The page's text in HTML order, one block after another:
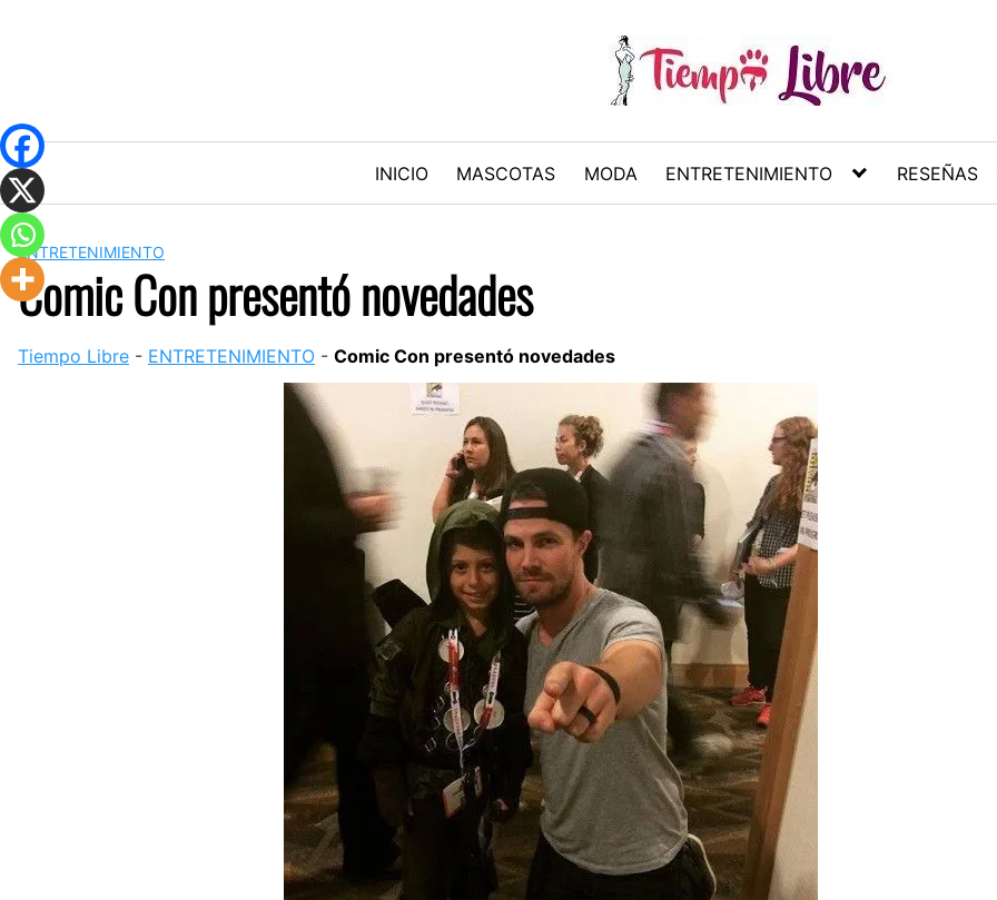
INICIO MASCOTAS MODA ENTRETENIMIENTO RESEÑAS
ENTRETENIMIENTO
Comic Con presentó novedades
Tiempo Libre - ENTRETENIMIENTO - Comic Con presentó novedades